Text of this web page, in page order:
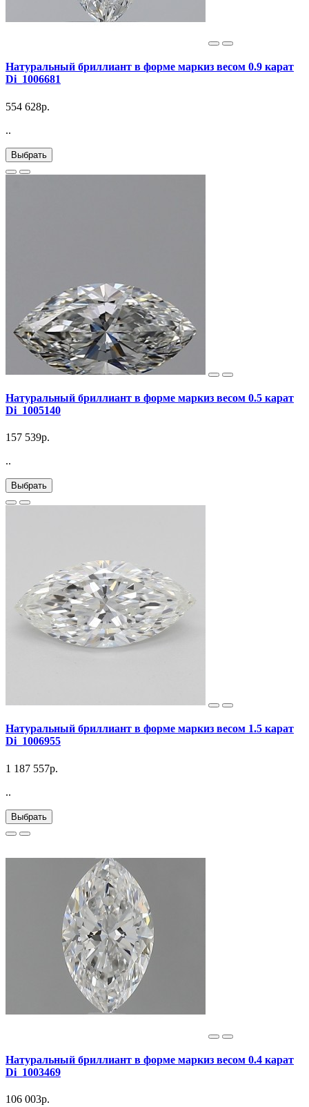
Натуральный бриллиант в форме маркиз весом 0.9 карат
Di_1006681
554 628р.
..
Выбрать
Натуральный бриллиант в форме маркиз весом 0.5 карат
Di_1005140
157 539р.
..
Выбрать
Натуральный бриллиант в форме маркиз весом 1.5 карат
Di_1006955
1 187 557р.
..
Выбрать
Натуральный бриллиант в форме маркиз весом 0.4 карат
Di_1003469
106 003р.